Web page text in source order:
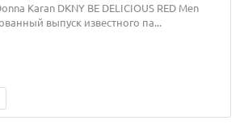
Karan DKNY BE DELICIOUS RED Men
выпуск известного па...